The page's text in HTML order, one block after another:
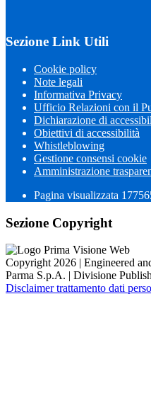
Sezione Link Utili
Cookie policy
Note legali
Informativa Privacy
Ufficio Relazioni con il
Dichiarazione di
Obiettivi di accessibilità
Whistleblowing
Gestione consensi cookie
Amministrazione
Pagina visualizzata
Sezione Copyright
Copyright 2026 | Engineered
Parma S.p.A. | Divisione
Disclaimer trattamento dati